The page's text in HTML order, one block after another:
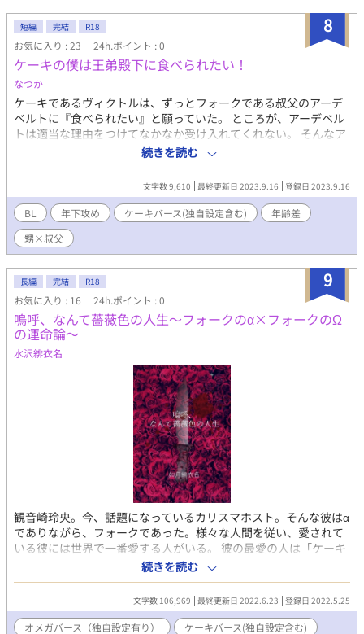
8
短編 完結 R18
お気に入り : 23 24h.ポイント : 0
ケーキの僕は王弟殿下に食べられたい！
なつか
ケーキであるヴィクトルは、ずっとフォークである叔父のアーデ
ベルトに『食べられたい』と願っていた。 ところが、アーデベル
トは適当な理由をつけてなかなか受け入れてくれない。 そんなア
ーデベルトに業を煮やしたヴィクトルはついに強硬手段に出る。
「ケーキの俺は異世界でスパダリ公爵様に溺愛されている」のス
ピンオフです。 元の読んでいなくても問題ありませんが、ご興味
があればぜひ読んでみてください！ ※このお話はケーキバースの
設定をお借りしています
続きを読む
文字数 9,610 最終更新日 2023.9.16 登録日 2023.9.16
BL 年下攻め ケーキバース(独自設定含む)
年齢差
甥×叔父
9
長編 完結 R18
お気に入り : 16 24h.ポイント : 0
嗚呼、なんて薔薇色の人生～フォークのα×フォークのΩ
の運命論～
水沢緋衣名
観音崎玲央。今、話題になっているカリスマホスト。そんな彼はα
でありながら、フォークであった。様々な人間を従い、愛されて
いる彼には世界で一番愛する人がいる。 彼の最愛の人は「ケーキ
連続殺人事件」の犯人として指名手配されている、原田紫苑。彼
はフォークでありΩだったのだ。 諸注意。この世界線はオメガ
バースとケーキバースが同時に存在しています。 地獄の沙汰で
す。何でも許せる人向け。モブ女性との性的表現あり。 グロ描写
★ 性描写☆ なお殺人や犯罪など、それを示唆する描写を含みま
続きを読む
文字数 106,969 最終更新日 2022.6.23 登録日 2022.5.25
オメガバース（独自設定有り）
ケーキバース(独自設定含む)